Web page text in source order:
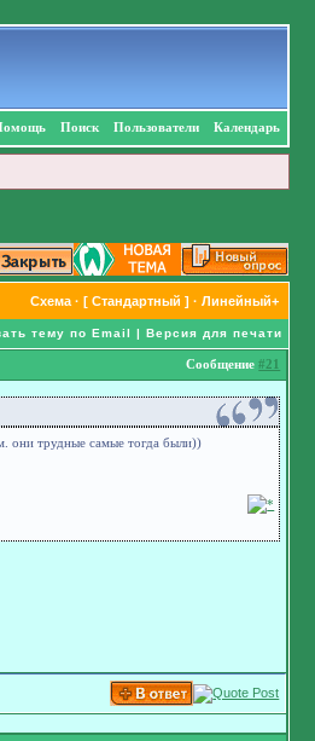
Поиск Пользователи Календарь
Схема· [ Стандартный ] · Линейный+
тему по Email | Версия для печати
Сообщение#21
они трудные самые тогда были))